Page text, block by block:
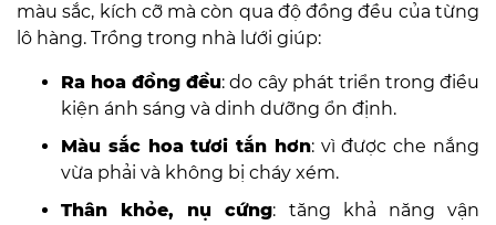
màu sắc, kích cỡ mà còn qua độ đồng đều của từng
lô hàng. Trồng trong nhà lưới giúp:
Ra hoa đồng đều: do cây phát triển trong điều
kiện ánh sáng và dinh dưỡng ổn định.
Màu sắc hoa tươi tắn hơn: vì được che nắng
vừa phải và không bị cháy xém.
Thân khỏe, nụ cứng: tăng khả năng vận